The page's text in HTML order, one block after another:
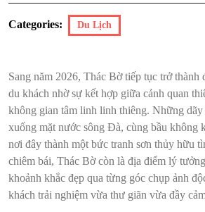
Categories: Du Lịch
Sang năm 2026, Thác Bờ tiếp tục trở thành
du khách nhờ sự kết hợp giữa cảnh quan
không gian tâm linh linh thiêng. Những
xuống mặt nước sông Đà, cùng bầu không
nơi đây thành một bức tranh sơn thủy hữu
chiêm bái, Thác Bờ còn là địa điểm lý
khoảnh khắc đẹp qua từng góc chụp ảnh
khách trải nghiệm vừa thư giãn vừa đầy